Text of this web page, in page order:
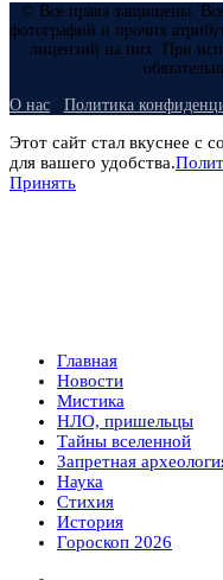
© Все права защищены.
фотографий и прочих
лицензий на них. При
О нас Политика
Этот сайт стал вкуснее с
для вашего удобства.
Принять
Главная
Новости
Мистика
НЛО, пришельцы
Тайны вселенной
Запретная
Наука
Стихия
История
Гороскоп 2026